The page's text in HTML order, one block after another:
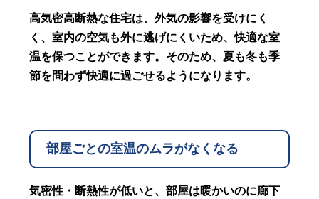
高気密高断熱な住宅は、外気の影響を受けにく
く、室内の空気も外に逃げにくいため、快適な室
温を保つことができます。そのため、夏も冬も季
節を問わず快適に過ごせるようになります。
部屋ごとの室温のムラがなくなる
気密性・断熱性が低いと、部屋は暖かいのに廊下